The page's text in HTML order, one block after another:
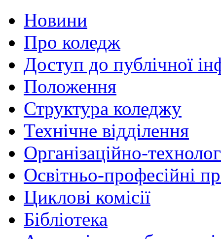
Новини
Про коледж
Доступ до публічної
Положення
Структура коледжу
Технічне відділення
Організаційно-
Освітньо-професійні
Циклові комісії
Бібліотека